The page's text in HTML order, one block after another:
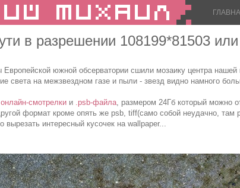
в разрешении 108199*81503
южной обсерватории сшили мозаику центра нашей
света на межзвездном газе и пыли - звезд видно намного
онлайн-смотрелкии .psb-файла, размером 24Гб который можно
формат кроме опять же psb, tiff(само собой неудачно,
интересный кусочек на wallpaper...